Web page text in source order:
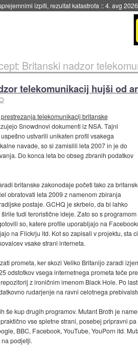
raketo za večkratno uporabo::4. avg 2026 ob
Britanski nadzor
telekomunikacij hujši od
telekomunikacij britanske
Snowdnovi dokumenti iz NSA. Tajni
ustvarili unikaten profil vsakega
navade, so si zamislili leta 2007 in je do
Do konca leta bo obseg zbranih podatkov
britanske zakonodaje početi tako za
obratovati leta 2009 z namenom zbiranja
postaje. GCHQ je skrbelo, da bi lahko
tudi teroristične ideje. Zato so s
so, katere profile uporabljajo na
na Flickrju itd. Kot so zapisali v projektu, sta
vsake strani interneta.
prometa, ker skozi Veliko Britanijo zaradi
odstotkov vsega internetnega prometa teče
z ironičnim imenom Black Hole. Po
rudarjenje na ravni celotnega
še kup drugih programov. Mutant Broth je
vse spletne strani, posebej pripravni
BBC, Facebook, YouTube, YouPorn itd.
podjetji.